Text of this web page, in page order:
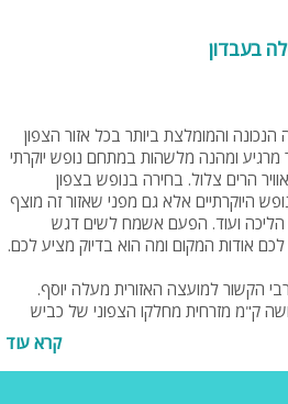
בעבדון
והמומלצת ביותר בכל אזור הצפון
מרגיע ומהנה מלשהות במתחם נופש יוקרתי
הרים צלול. בחירה בנופש בצפון
היוקרתיים אלא גם מפני שאזור זה מוצף
הליכה ועוד. הפעם אשמח לשים דגש
אודות המקום ומה הוא בדיוק מציע לכם.
הקשור למועצה האזורית מעלה יוסף.
ק"מ מזרחית מחלקו הצפוני של כביש
70. תושבי מושב עבדון והנופשים המבקרים במושב, נהנים מ- 10 דקות
בצת לחוף אכזיב. תושבי המקום הראשונים
המושב שימש בתור כפר עבודה, עם השנים,
ותוסס. מושב עבדון הוקם על ידי עולים
קרא עוד